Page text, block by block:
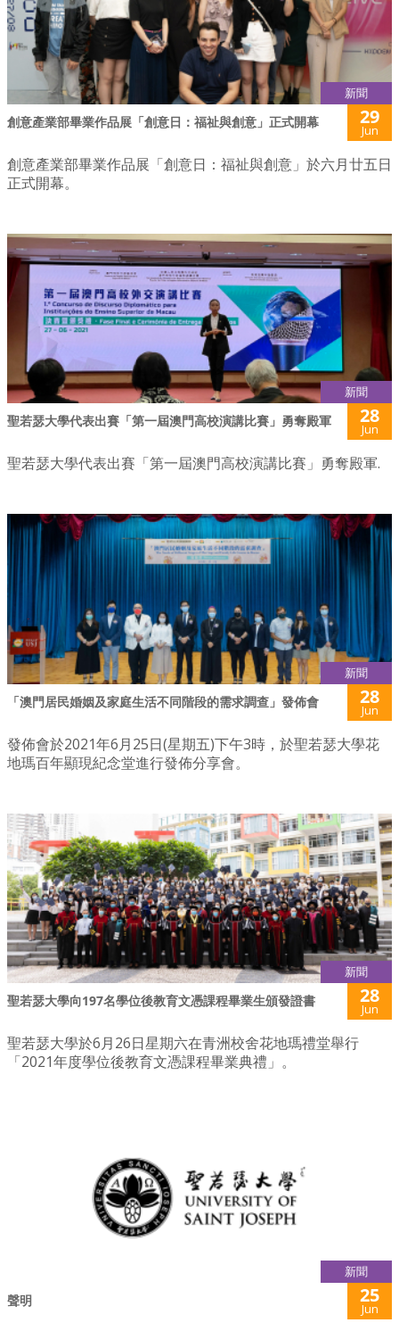
新聞
創意產業部畢業作品展「創意日：福祉與創意」正式開幕 29
Jun
創意產業部畢業作品展「創意日：福祉與創意」於六月廿五日
正式開幕。
新聞
聖若瑟大學代表出賽「第一屆澳門高校演講比賽」勇奪殿軍 28
Jun
聖若瑟大學代表出賽「第一屆澳門高校演講比賽」勇奪殿軍.
新聞
「澳門居民婚姻及家庭生活不同階段的需求調查」發佈會 28
Jun
發佈會於2021年6月25日(星期五)下午3時，於聖若瑟大學花
地瑪百年顯現紀念堂進行發佈分享會。
新聞
聖若瑟大學向197名學位後教育文憑課程畢業生頒發證書 28
Jun
聖若瑟大學於6月26日星期六在青洲校舍花地瑪禮堂舉行
「2021年度學位後教育文憑課程畢業典禮」。
新聞
聲明 25
Jun